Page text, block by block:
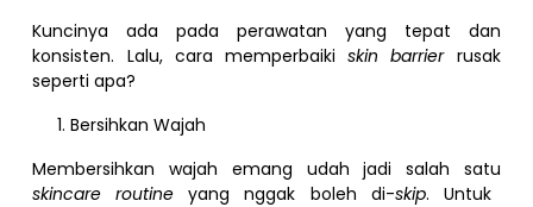
Kuncinya ada pada perawatan yang tepat dan
konsisten. Lalu, cara memperbaikiskin barrier rusak
seperti apa?
Bersihkan Wajah
Membersihkan wajah emang udah jadi salah satu
skincare routine yang nggak boleh di-skip. Untuk